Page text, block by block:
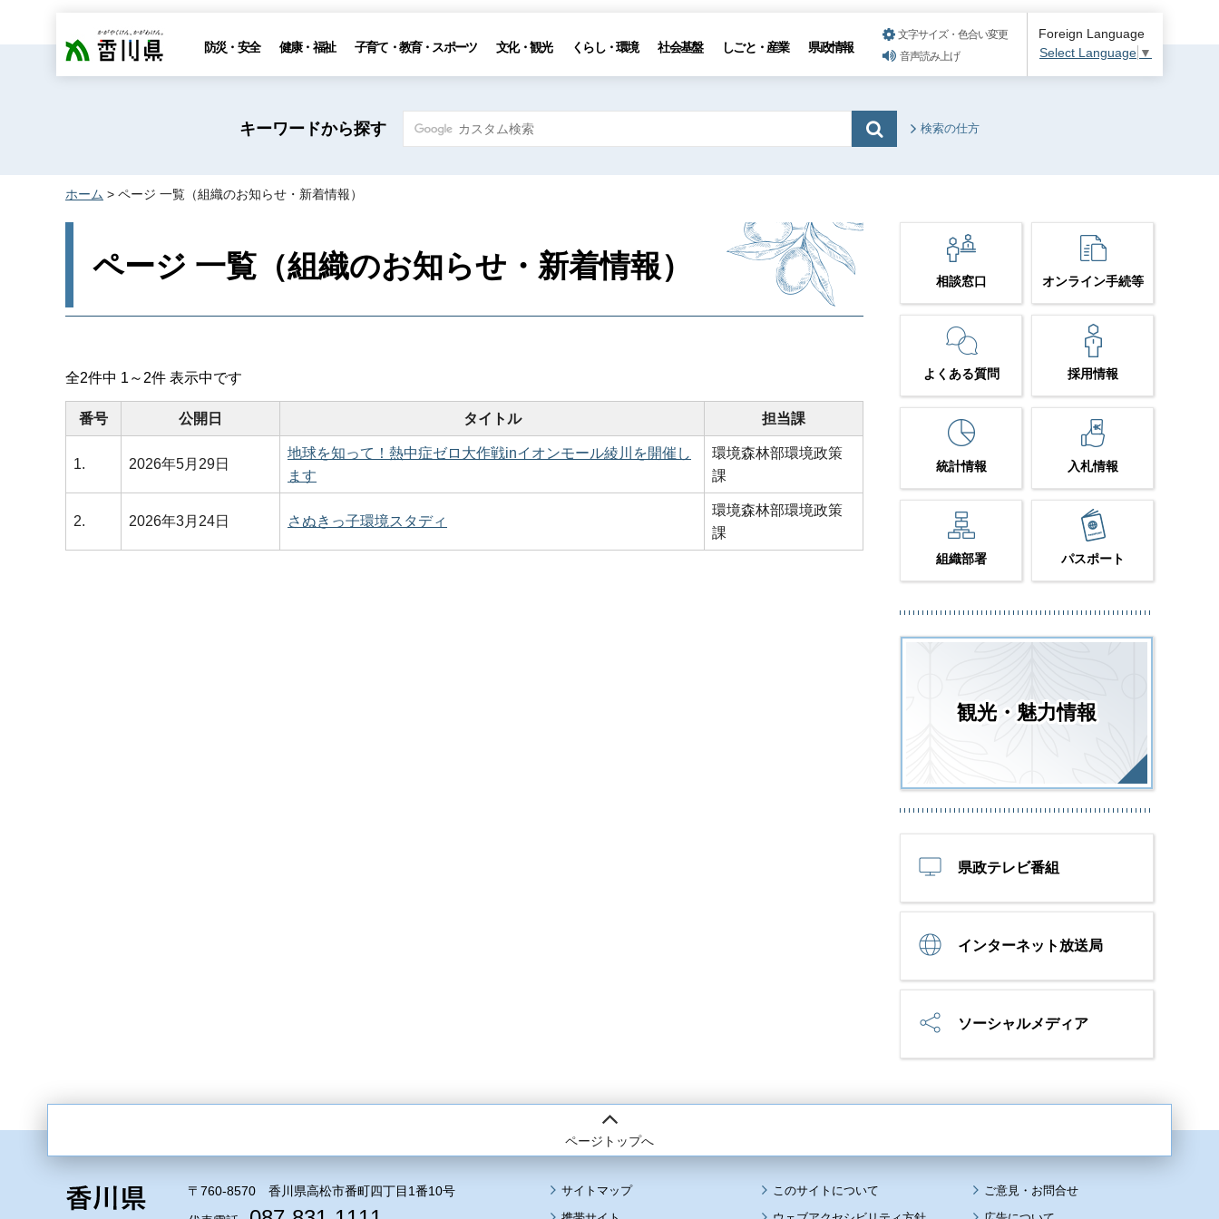
香川県 防災・安全 健康・福祉 子育て・教育・スポーツ 文化・観光 くらし・環境 社会基盤 しごと・産業 県政情報
文字サイズ・色合い変更
音声読み上げ
Foreign Language
Select Language ▼
キーワードから探す 検索の仕方
ホーム > ページ 一覧（組織のお知らせ・新着情報）
ページ 一覧（組織のお知らせ・新着情報）
全2件中 1～2件 表示中です
番号 公開日 タイトル 担当課
1. 2026年5月29日
地球を知って！熱中症ゼロ大作戦inイオンモール綾川を開催し
ます
環境森林部環境政策
課
2. 2026年3月24日 さぬきっ子環境スタディ
環境森林部環境政策
課
相談窓口 オンライン手続等
よくある質問 採用情報
統計情報 入札情報
組織部署 パスポート
観光・魅力情報
県政テレビ番組
インターネット放送局
ソーシャルメディア
ページトップへ
〒760-8570 香川県高松市番町四丁目1番10号 サイトマップ
このサイトについて